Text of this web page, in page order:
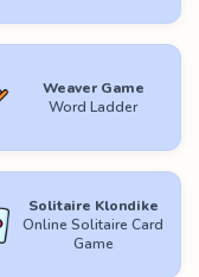
Weaver Game
Word Ladder
Solitaire Klondike
Online Solitaire Card
Game